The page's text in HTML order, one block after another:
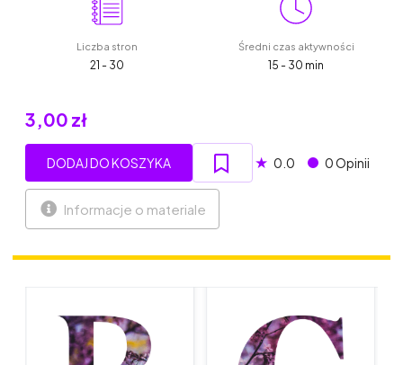
Liczba stron
21 - 30
Średni czas aktywności
15 - 30 min
3,00 zł
DODAJ DO KOSZYKA ★ 0.0 0 Opinii
Informacje o materiale